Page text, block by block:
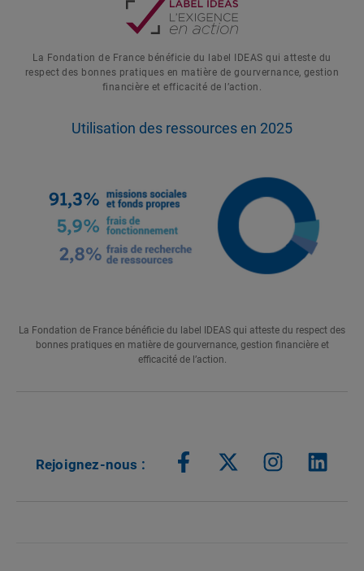
La Fondation de France bénéficie du label IDEAS qui atteste du
respect des bonnes pratiques en matière de gourvernance, gestion
financière et efficacité de l’action.
Utilisation des ressources en 2025
La Fondation de France bénéficie du label IDEAS qui atteste du respect des
bonnes pratiques en matière de gourvernance, gestion financière et
efficacité de l’action.
Rejoignez-nous